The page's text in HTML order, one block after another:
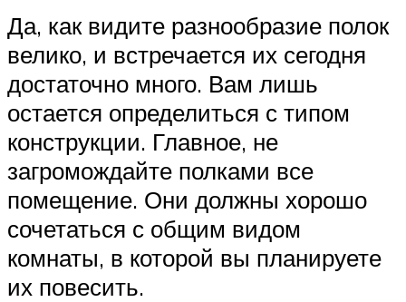
Да, как видите разнообразие полок
велико, и встречается их сегодня
достаточно много. Вам лишь
остается определиться с типом
конструкции. Главное, не
загромождайте полками все
помещение. Они должны хорошо
сочетаться с общим видом
комнаты, в которой вы планируете
их повесить.